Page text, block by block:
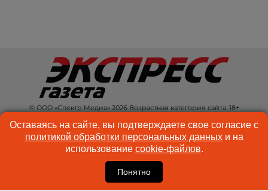
© ООО «Спектр Медиа» 2026 Возрастная категория сайта: 18+
КОНТАКТЫ
РЕКЛАМА
КУКИ-ФАЙЛЫ
ПОЛЬЗОВАТЕЛЬСКОЕ
СОГЛАШЕНИЕ
Оставаясь на сайте, вы подтверждаете свое согласие с
политикой обработки персональных данныхи на
использование cookie-файлов.
Понятно